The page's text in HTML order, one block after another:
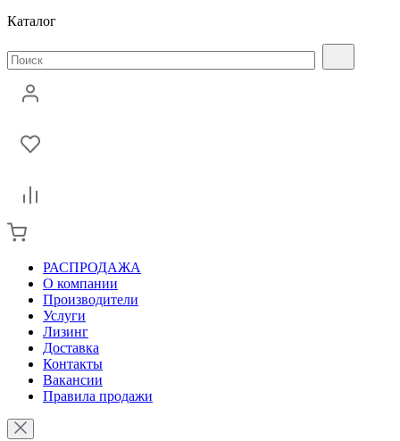
Каталог
РАСПРОДАЖА
О компании
Производители
Услуги
Лизинг
Доставка
Контакты
Вакансии
Правила продажи